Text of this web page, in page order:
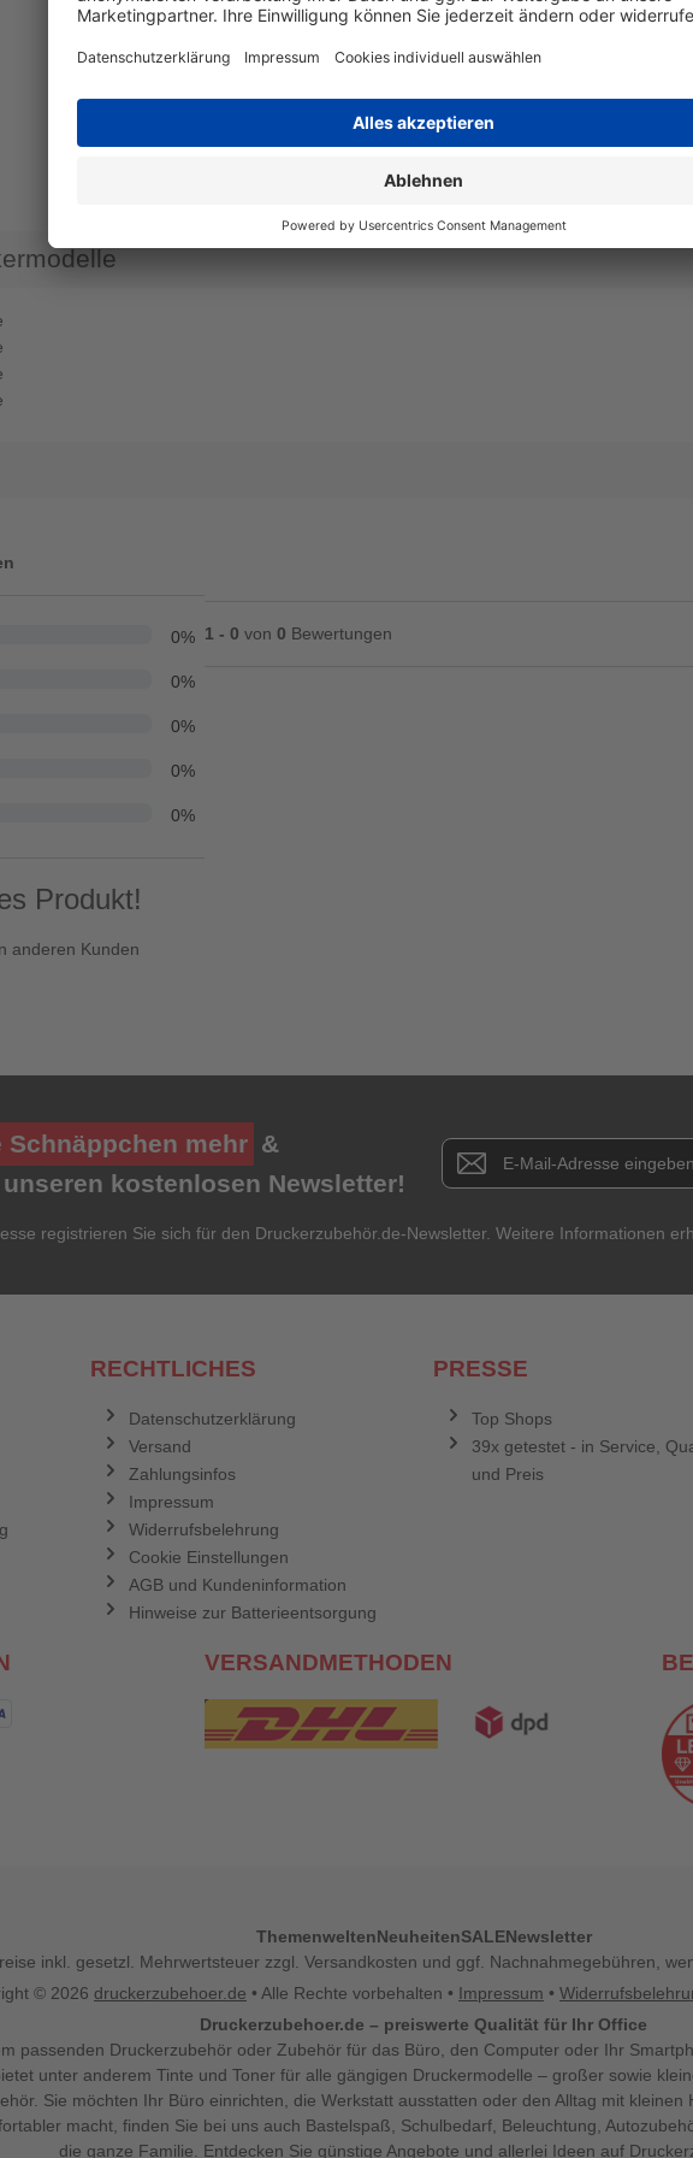
Angaben zum Hersteller
Wiegand & Partner GmbH,
Deutschland, E-Mail:
0%
0%
0%
0%
0%
Produkt!
anderen Kunden
1 - 0 von 0 Bewertungen
Schnäppchen mehr &
kostenlosen Newsletter!
Newsletter E-Mail Adresse
registrieren Sie sich für den Druckerzubehör.de-Newsletter. Weitere Informationen
RECHTLICHES
Datenschutzerklärung
Versand
Zahlungsinfos
Impressum
Widerrufsbelehrung
Cookie Einstellungen
AGB und Kundeninformation
Hinweise zur Batterieentsorgung
PRESSE
Top Shops
39x getestet - in Service,
und Preis
VERSANDMETHODEN
ThemenweltenNeuheitenSALENewsletter
inkl. gesetzl. Mehrwertsteuer zzgl. Versandkosten und ggf. Nachnahmegebühren,
© 2026 druckerzubehoer.de • Alle Rechte vorbehalten • Impressum •
Druckerzubehoer.de – preiswerte Qualität für Ihr Office
passenden Druckerzubehör oder Zubehör für das Büro, den Computer oder Ihr
unter anderem Tinte und Toner für alle gängigen Druckermodelle – großer sowie
Sie möchten Ihr Büro einrichten, die Werkstatt ausstatten oder den Alltag mit
macht, finden Sie bei uns auch Bastelspaß, Schulbedarf, Beleuchtung,
die ganze Familie. Entdecken Sie günstige Angebote und allerlei Ideen auf